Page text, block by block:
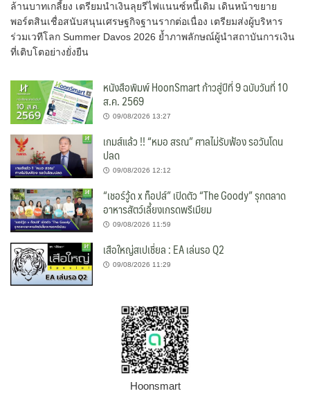
ล้านบาทเกลี้ยง เตรียมนำเงินลุยรีไฟแนนซ์หนี้เดิม เดินหน้าขยาย
พอร์ตสินเชื่อสนับสนุนเศรษฐกิจฐานรากต่อเนื่อง เตรียมส่งผู้บริหาร
ร่วมเวทีโลก Summer Davos 2026 ย้ำภาพลักษณ์ผู้นำสถาบันการเงิน
ที่เติบโตอย่างยั่งยืน
หนังสือพิมพ์ HoonSmart ก้าวสู่ปีที่ 9 ฉบับวันที่ 10
ส.ค. 2569
09/08/2026 13:27
เกมส์แล้ว !! “หมอ สรณ” ศาลไม่รับฟ้อง รอวันโดน
ปลด
09/08/2026 12:12
“เชอร์วู้ด x ท็อปส์” เปิดตัว “The Goody” รุกตลาด
อาหารสัตว์เลี้ยงเกรดพรีเมียม
09/08/2026 11:59
เสือใหญ่สเปเชี่ยล : EA เล่นรอ Q2
09/08/2026 11:29
Hoonsmart